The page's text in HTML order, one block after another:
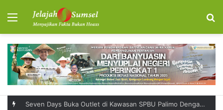
Menu
Seven Days Buka Outlet di Kawasan SPBU Palimo Dengan Konsep One Stop Hangout Destination